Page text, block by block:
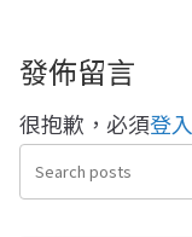
發佈留言
很抱歉，必須登入